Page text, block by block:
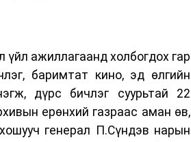
ажиллагаанд холбогдох гар
баримтат кино, эд өлгийн
дүрс бичлэг суурьтай 22
ерөнхий газраас аман өв,
генерал П.Сүндэв нарын